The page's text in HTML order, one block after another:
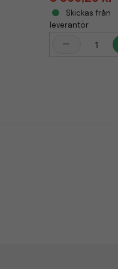
Skickas från
leverantör
-